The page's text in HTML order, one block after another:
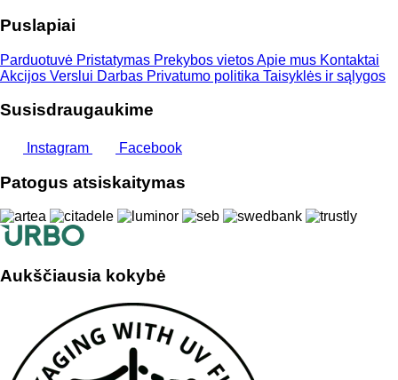
Puslapiai
Parduotuvė Pristatymas Prekybos vietosApie mus Kontaktai
Akcijos Verslui Darbas Privatumo politika Taisyklės ir sąlygos
Susisdraugaukime
Instagram Facebook
Patogus atsiskaitymas
Aukščiausia kokybė